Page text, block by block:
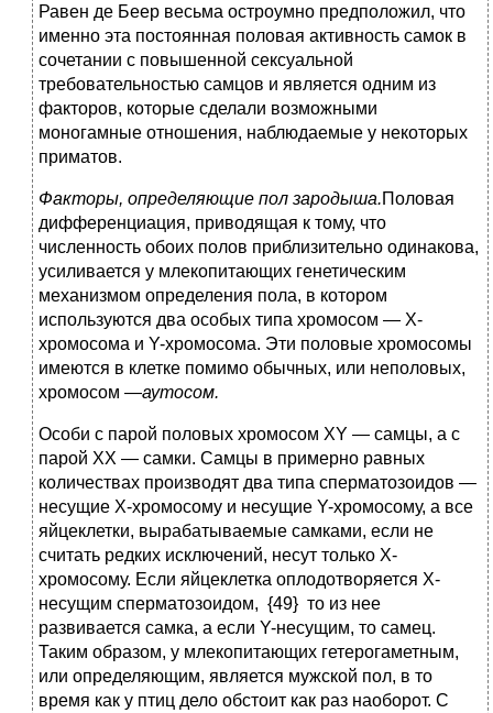
Равен де Беер весьма остроумно предположил, что
именно эта постоянная половая активность самок в
сочетании с повышенной сексуальной
требовательностью самцов и является одним из
факторов, которые сделали возможными
моногамные отношения, наблюдаемые у некоторых
приматов.
Факторы, определяющие пол зародыша.Половая
дифференциация, приводящая к тому, что
численность обоих полов приблизительно одинакова,
усиливается у млекопитающих генетическим
механизмом определения пола, в котором
используются два особых типа хромосом — Х-
хромосома и Y-хромосома. Эти половые хромосомы
имеются в клетке помимо обычных, или неполовых,
хромосом —аутосом.
Особи с парой половых хромосом XY — самцы, а с
парой XX — самки. Самцы в примерно равных
количествах производят два типа сперматозоидов —
несущие Х-хромосому и несущие Y-хромосому, а все
яйцеклетки, вырабатываемые самками, если не
считать редких исключений, несут только Х-
хромосому. Если яйцеклетка оплодотворяется Х-
несущим сперматозоидом, {49} то из нее
развивается самка, а если Y-несущим, то самец.
Таким образом, у млекопитающих гетерогаметным,
или определяющим, является мужской пол, в то
время как у птиц дело обстоит как раз наоборот. С